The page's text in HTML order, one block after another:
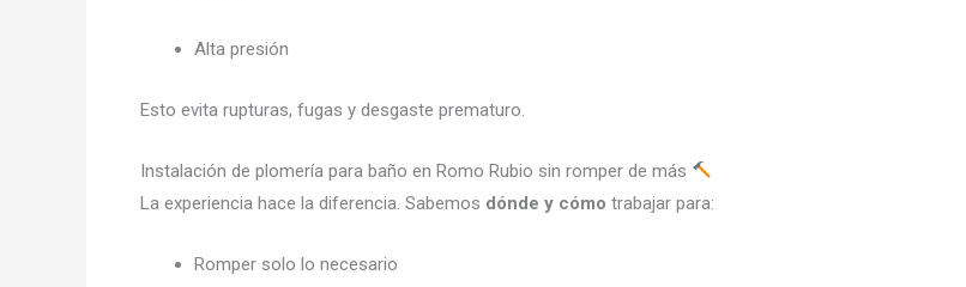
Alta presión
Esto evita rupturas, fugas y desgaste prematuro.
Instalación de plomería para baño en Romo Rubio sin romper de más
La experiencia hace la diferencia. Sabemos dónde y cómo trabajar para:
Romper solo lo necesario